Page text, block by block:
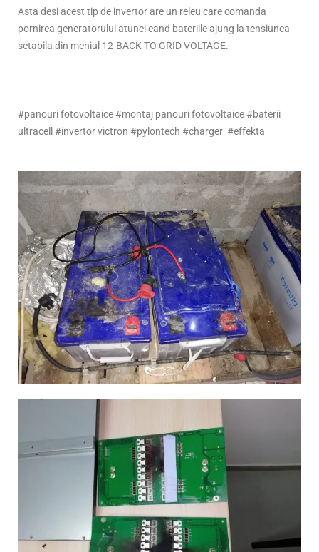
Asta desi acest tip de invertor are un releu care comanda
pornirea generatorului atunci cand bateriile ajung la tensiunea
setabila din meniul 12-BACK TO GRID VOLTAGE.
#panouri fotovoltaice #montaj panouri fotovoltaice #baterii
ultracell #invertor victron #pylontech #charger #effekta